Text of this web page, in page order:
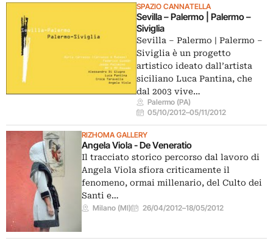
SPAZIO CANNATELLA
Sevilla – Palermo | Palermo –
Siviglia
Sevilla – Palermo | Palermo –
Siviglia è un progetto
artistico ideato dall’artista
siciliano Luca Pantina, che
dal 2003 vive…
Palermo (PA)
05/10/2012–05/11/2012
RIZHOMA GALLERY
Angela Viola - De Veneratio
Il tracciato storico percorso dal lavoro di
Angela Viola sfiora criticamente il
fenomeno, ormai millenario, del Culto dei
Santi e…
Milano (MI) 26/04/2012–18/05/2012